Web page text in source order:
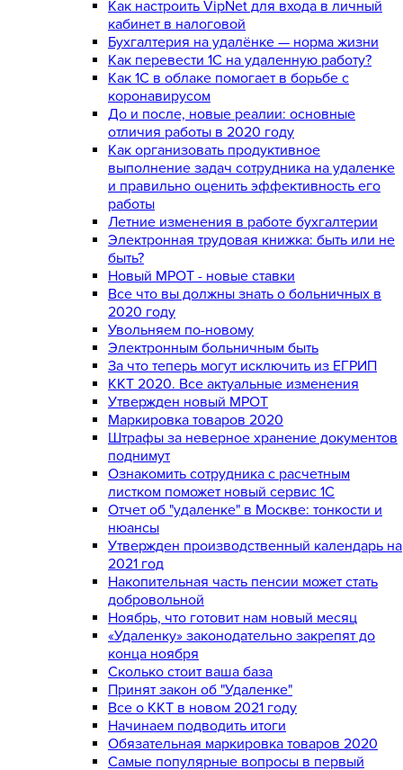
Как настроить VipNet для входа в личный
кабинет в налоговой
Бухгалтерия на удалёнке — норма жизни
Как перевести 1С на удаленную работу?
Как 1С в облаке помогает в борьбе с
коронавирусом
До и после, новые реалии: основные
отличия работы в 2020 году
Как организовать продуктивное
выполнение задач сотрудника на удаленке
и правильно оценить эффективность его
работы
Летние изменения в работе бухгалтерии
Электронная трудовая книжка: быть или не
быть?
Новый МРОТ - новые ставки
Все что вы должны знать о больничных в
2020 году
Увольняем по-новому
Электронным больничным быть
За что теперь могут исключить из ЕГРИП
ККТ 2020. Все актуальные изменения
Утвержден новый МРОТ
Маркировка товаров 2020
Штрафы за неверное хранение документов
поднимут
Ознакомить сотрудника с расчетным
листком поможет новый сервис 1С
Отчет об "удаленке" в Москве: тонкости и
нюансы
Утвержден производственный календарь на
2021 год
Накопительная часть пенсии может стать
добровольной
Ноябрь, что готовит нам новый месяц
«Удаленку» законодательно закрепят до
конца ноября
Сколько стоит ваша база
Принят закон об "Удаленке"
Все о ККТ в новом 2021 году
Начинаем подводить итоги
Обязательная маркировка товаров 2020
Самые популярные вопросы в первый